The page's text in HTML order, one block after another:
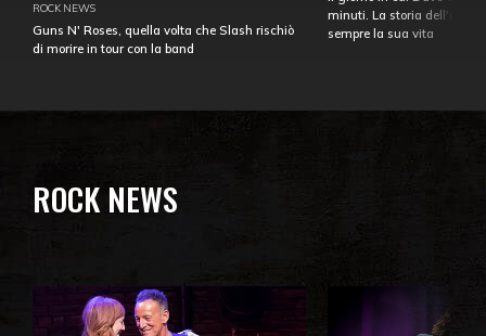
ROCK NEWS
Guns N' Roses, quella volta che Slash rischiò
di morire in tour con la band
minuti. La storia
sempre la sua vita
ROCK NEWS